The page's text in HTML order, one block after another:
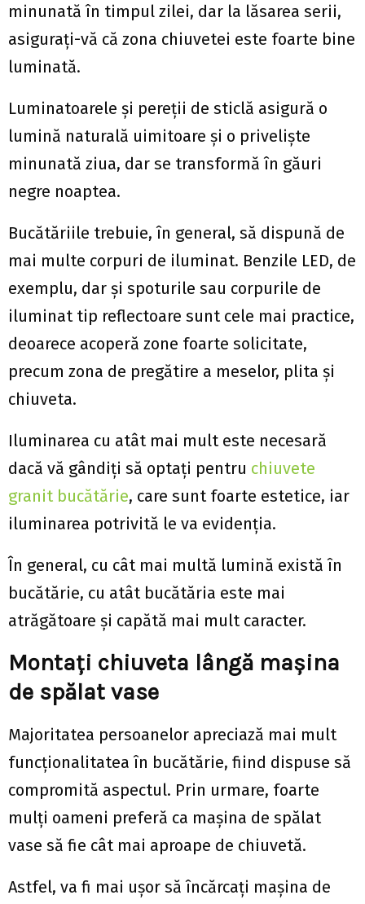
minunată în timpul zilei, dar la lăsarea serii,
asigurați-vă că zona chiuvetei este foarte bine
luminată.
Luminatoarele și pereții de sticlă asigură o
lumină naturală uimitoare și o priveliște
minunată ziua, dar se transformă în găuri
negre noaptea.
Bucătăriile trebuie, în general, să dispună de
mai multe corpuri de iluminat. Benzile LED, de
exemplu, dar și spoturile sau corpurile de
iluminat tip reflectoare sunt cele mai practice,
deoarece acoperă zone foarte solicitate,
precum zona de pregătire a meselor, plita și
chiuveta.
Iluminarea cu atât mai mult este necesară
dacă vă gândiți să optați pentru chiuvete
granit bucătărie, care sunt foarte estetice, iar
iluminarea potrivită le va evidenția.
În general, cu cât mai multă lumină există în
bucătărie, cu atât bucătăria este mai
atrăgătoare și capătă mai mult caracter.
Montați chiuveta lângă mașina
de spălat vase
Majoritatea persoanelor apreciază mai mult
funcționalitatea în bucătărie, fiind dispuse să
compromită aspectul. Prin urmare, foarte
mulți oameni preferă ca mașina de spălat
vase să fie cât mai aproape de chiuvetă.
Astfel, va fi mai ușor să încărcați mașina de